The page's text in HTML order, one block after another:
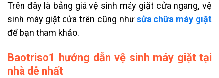
Trên đây là bảng giá vệ sinh máy giặt cửa ngang, vệ
sinh máy giặt cửa trên cũng nhưsửa chữa máy giặt
để bạn tham khảo.
Baotriso1 hướng dẫn vệ sinh máy giặt tại
nhà dễ nhất